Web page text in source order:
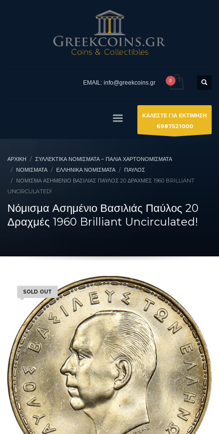
EMAIL: info@greekcoins.gr
ΚΑΛΕΣΤΕ ΓΙΑ ΕΚΤΙΜΗΣΗ
6987521000
ΑΡΧΙΚΉ
ΣΥΛΛΕΚΤΙΚΆ ΝΟΜΊΣΜΑΤΑ – ΠΑΛΙΆ ΧΑΡΤΟΝΟΜΊΣΜΑΤΑ
ΝΟΜΙΣΜΑΤΑ
ΕΛΛΗΝΙΚΆ ΝΟΜΊΣΜΑΤΑ
ΠΑΎΛΟΣ
ΝΌΜΙΣΜΑ ΑΣΗΜΈΝΙΟ ΒΑΣΙΛΙΆΣ ΠΑΎΛΟΣ 20 ΔΡΑΧΜΈΣ 1960 BRILLIANT
UNCIRCULATED!
Νόμισμα Ασημένιο Βασιλιάς Παύλος 20
Δραχμές 1960 Brilliant Uncirculated!
SOLD OUT